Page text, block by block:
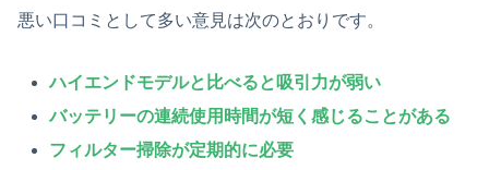
悪い口コミとして多い意見は次のとおりです。
ハイエンドモデルと比べると吸引力が弱い
バッテリーの連続使用時間が短く感じることがある
フィルター掃除が定期的に必要